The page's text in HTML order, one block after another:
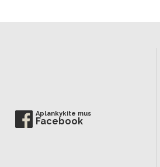
Aplankykite mus
Facebook